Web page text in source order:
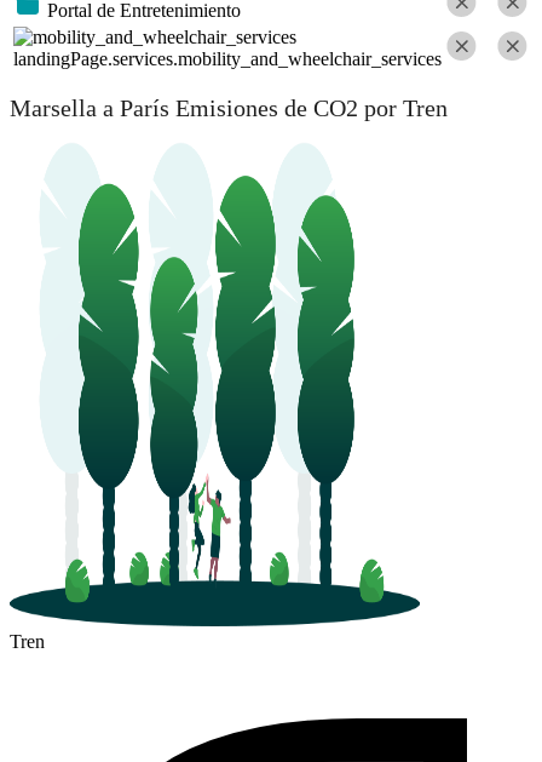
Portal de Entretenimiento
landingPage.services.mobility_and_wheelchair_services
Marsella a París Emisiones de CO2 por Tren
Tren